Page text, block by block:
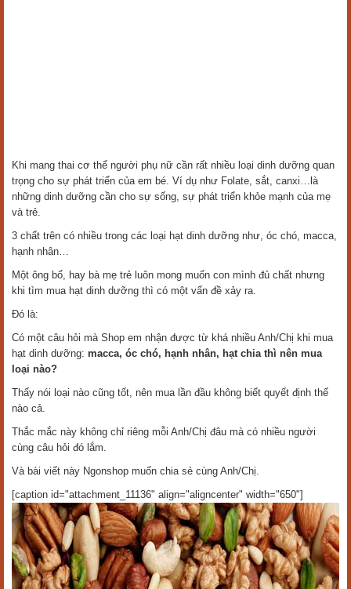
Khi mang thai cơ thể người phụ nữ cần rất nhiều loại dinh dưỡng quan
trọng cho sự phát triển của em bé. Ví dụ như Folate, sắt, canxi…là
những dinh dưỡng cần cho sự sống, sự phát triển khỏe mạnh của mẹ
và trẻ.
3 chất trên có nhiều trong các loại hạt dinh dưỡng như, óc chó, macca,
hạnh nhân…
Một ông bố, hay bà mẹ trẻ luôn mong muốn con mình đủ chất nhưng
khi tìm mua hạt dinh dưỡng thì có một vấn đề xảy ra.
Đó là:
Có một câu hỏi mà Shop em nhận được từ khá nhiều Anh/Chị khi mua
hạt dinh dưỡng: macca, óc chó, hạnh nhân, hạt chia thì nên mua
loại nào?
Thấy nói loại nào cũng tốt, nên mua lần đầu không biết quyết định thế
nào cả.
Thắc mắc này không chỉ riêng mỗi Anh/Chị đâu mà có nhiều người
cùng câu hỏi đó lắm.
Và bài viết này Ngonshop muốn chia sẻ cùng Anh/Chị.
[caption id="attachment_11136" align="aligncenter" width="650"]